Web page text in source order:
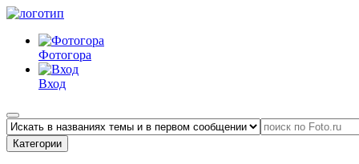
Фотогора
Вход
Категории